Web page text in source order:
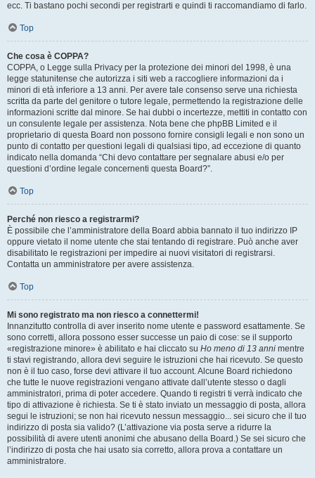
ecc. Ti bastano pochi secondi per registrarti e quindi ti raccomandiamo di farlo.
Top
Che cosa è COPPA?
COPPA, o Legge sulla Privacy per la protezione dei minori del 1998, è una
legge statunitense che autorizza i siti web a raccogliere informazioni da i
minori di età inferiore a 13 anni. Per avere tale consenso serve una richiesta
scritta da parte del genitore o tutore legale, permettendo la registrazione delle
informazioni scritte dal minore. Se hai dubbi o incertezze, mettiti in contatto con
un consulente legale per assistenza. Nota bene che phpBB Limited e il
proprietario di questa Board non possono fornire consigli legali e non sono un
punto di contatto per questioni legali di qualsiasi tipo, ad eccezione di quanto
indicato nella domanda “Chi devo contattare per segnalare abusi e/o per
questioni d’ordine legale concernenti questa Board?”.
Top
Perché non riesco a registrarmi?
È possibile che l’amministratore della Board abbia bannato il tuo indirizzo IP
oppure vietato il nome utente che stai tentando di registrare. Può anche aver
disabilitato le registrazioni per impedire ai nuovi visitatori di registrarsi.
Contatta un amministratore per avere assistenza.
Top
Mi sono registrato ma non riesco a connettermi!
Innanzitutto controlla di aver inserito nome utente e password esattamente. Se
sono corretti, allora possono esser successe un paio di cose: se il supporto
«registrazione minore» è abilitato e hai cliccato su Ho meno di 13 anni mentre
ti stavi registrando, allora devi seguire le istruzioni che hai ricevuto. Se questo
non è il tuo caso, forse devi attivare il tuo account. Alcune Board richiedono
che tutte le nuove registrazioni vengano attivate dall’utente stesso o dagli
amministratori, prima di poter accedere. Quando ti registri ti verrà indicato che
tipo di attivazione è richiesta. Se ti è stato inviato un messaggio di posta, allora
segui le istruzioni; se non hai ricevuto nessun messaggio... sei sicuro che il tuo
indirizzo di posta sia valido? (L’attivazione via posta serve a ridurre la
possibilità di avere utenti anonimi che abusano della Board.) Se sei sicuro che
l’indirizzo di posta che hai usato sia corretto, allora prova a contattare un
amministratore.